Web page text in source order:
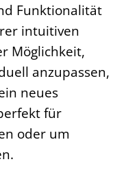
Funktionalität
intuitiven
Möglichkeit,
anzupassen,
neues
für
oder um